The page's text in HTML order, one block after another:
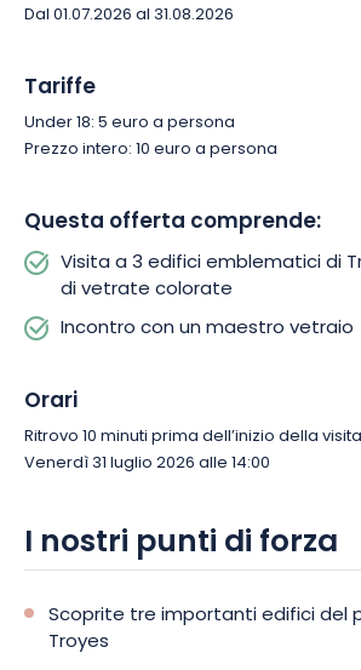
Dal 01.07.2026 al 31.08.2026
Tariffe
Under 18: 5 euro a persona
Prezzo intero: 10 euro a persona
Questa offerta comprende:
Visita a 3 edifici emblematici di
di vetrate colorate
Incontro con un maestro vetraio
Orari
Ritrovo 10 minuti prima dell’inizio della
Venerdì 31 luglio 2026 alle 14:00
I nostri punti di forza
Scoprite tre importanti edifici del
Troyes